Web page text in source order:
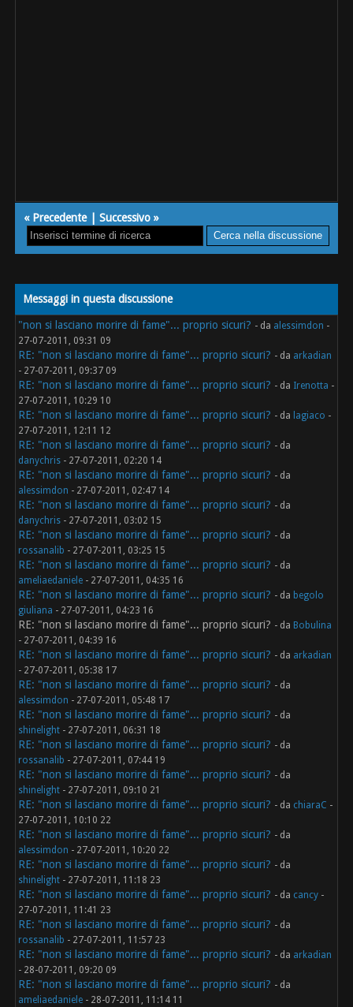
« Precedente|Successivo »
Messaggi in questa discussione
"non si lasciano morire di fame"... proprio sicuri? - da alessimdon -
27-07-2011, 09:31 09
RE: "non si lasciano morire di fame"... proprio sicuri? - da arkadian
- 27-07-2011, 09:37 09
RE: "non si lasciano morire di fame"... proprio sicuri? - da Irenotta -
27-07-2011, 10:29 10
RE: "non si lasciano morire di fame"... proprio sicuri? - da lagiaco -
27-07-2011, 12:11 12
RE: "non si lasciano morire di fame"... proprio sicuri? - da
danychris - 27-07-2011, 02:20 14
RE: "non si lasciano morire di fame"... proprio sicuri? - da
alessimdon - 27-07-2011, 02:47 14
RE: "non si lasciano morire di fame"... proprio sicuri? - da
danychris - 27-07-2011, 03:02 15
RE: "non si lasciano morire di fame"... proprio sicuri? - da
rossanalib - 27-07-2011, 03:25 15
RE: "non si lasciano morire di fame"... proprio sicuri? - da
ameliaedaniele - 27-07-2011, 04:35 16
RE: "non si lasciano morire di fame"... proprio sicuri? - da begolo
giuliana - 27-07-2011, 04:23 16
RE: "non si lasciano morire di fame"... proprio sicuri? - da Bobulina
- 27-07-2011, 04:39 16
RE: "non si lasciano morire di fame"... proprio sicuri? - da arkadian
- 27-07-2011, 05:38 17
RE: "non si lasciano morire di fame"... proprio sicuri? - da
alessimdon - 27-07-2011, 05:48 17
RE: "non si lasciano morire di fame"... proprio sicuri? - da
shinelight - 27-07-2011, 06:31 18
RE: "non si lasciano morire di fame"... proprio sicuri? - da
rossanalib - 27-07-2011, 07:44 19
RE: "non si lasciano morire di fame"... proprio sicuri? - da
shinelight - 27-07-2011, 09:10 21
RE: "non si lasciano morire di fame"... proprio sicuri? - da chiaraC -
27-07-2011, 10:10 22
RE: "non si lasciano morire di fame"... proprio sicuri? - da
alessimdon - 27-07-2011, 10:20 22
RE: "non si lasciano morire di fame"... proprio sicuri? - da
shinelight - 27-07-2011, 11:18 23
RE: "non si lasciano morire di fame"... proprio sicuri? - da cancy -
27-07-2011, 11:41 23
RE: "non si lasciano morire di fame"... proprio sicuri? - da
rossanalib - 27-07-2011, 11:57 23
RE: "non si lasciano morire di fame"... proprio sicuri? - da arkadian
- 28-07-2011, 09:20 09
RE: "non si lasciano morire di fame"... proprio sicuri? - da
ameliaedaniele - 28-07-2011, 11:14 11